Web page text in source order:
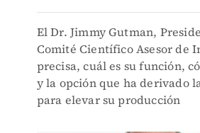
El Dr. Jimmy Gutman,
Comité Científico Asesor de
precisa, cuál es su función,
y la opción que ha derivado
para elevar su producción